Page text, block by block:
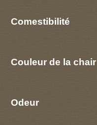
Comestibilité
Couleur de la chair
Odeur